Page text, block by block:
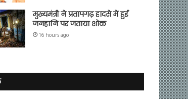
मुख्यमंत्री ने प्रतापगढ़ हादसे में हुई
जनहानि पर जताया शोक
16 hours ago